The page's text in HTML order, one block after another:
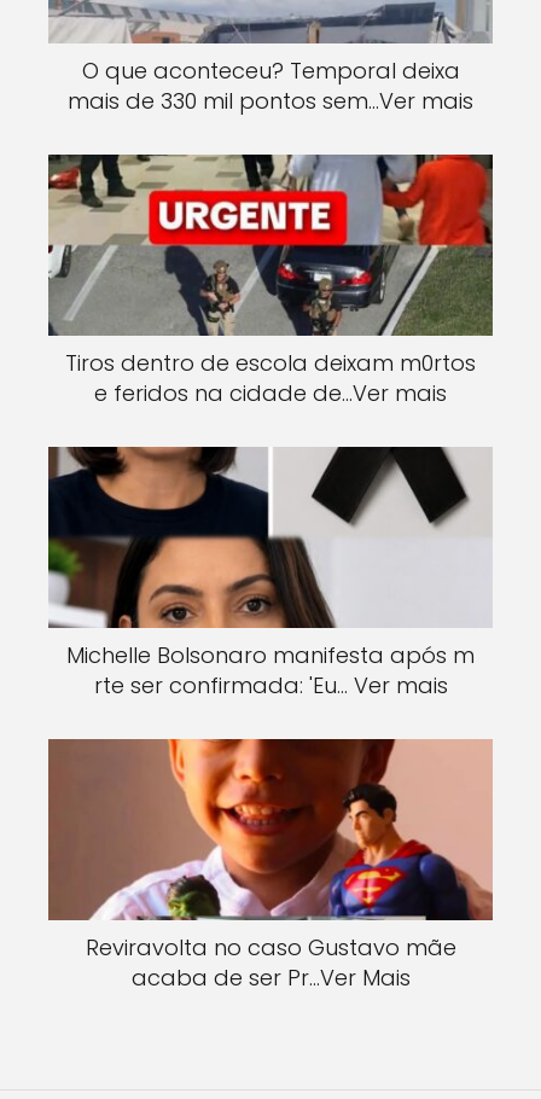
O que aconteceu? Temporal deixa
mais de 330 mil pontos sem…Ver mais
Tiros dentro de escola deixam m0rtos
e feridos na cidade de…Ver mais
Michelle Bolsonaro manifesta após m
rte ser confirmada: 'Eu… Ver mais
Reviravolta no caso Gustavo mãe
acaba de ser Pr…Ver Mais